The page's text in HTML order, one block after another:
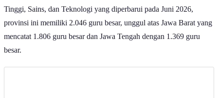
Tinggi, Sains, dan Teknologi yang diperbarui pada Juni 2026,
provinsi ini memiliki 2.046 guru besar, unggul atas Jawa Barat yang
mencatat 1.806 guru besar dan Jawa Tengah dengan 1.369 guru
besar.